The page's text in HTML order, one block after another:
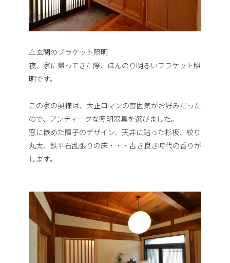
△玄関のブラケット照明
夜、家に帰ってきた際、ほんのり明るいブラケット照
明です。
この家の奥様は、大正ロマンの雰囲気がお好みだった
ので、アンティークな照明器具を選びました。
窓に嵌めた障子のデザイン、天井に貼った杉板、絞り
丸太、鉄平石乱張りの床・・・古き良き時代の香りが
します。